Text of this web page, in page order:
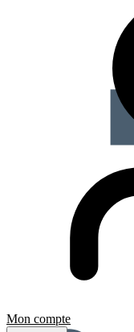
Mon compte